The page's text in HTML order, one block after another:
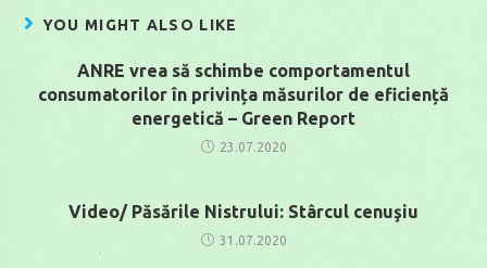
YOU MIGHT ALSO LIKE
ANRE vrea să schimbe comportamentul
consumatorilor în privința măsurilor de eficiență
energetică – Green Report
23.07.2020
Video/ Păsările Nistrului: Stârcul cenuşiu
31.07.2020